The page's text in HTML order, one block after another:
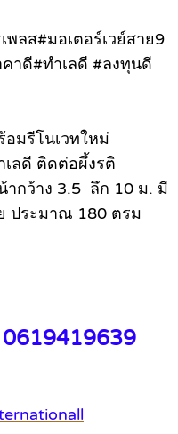
ลส#มอเตอร์เวย์สาย9
าดี#ทำเลดี #ลงทุนดี
มรีโนเวทใหม่
ลดี ติดต่อผึ้งรติ
ากว้าง 3.5 ลึก 10 ม. มี
ประมาณ 180 ตรม